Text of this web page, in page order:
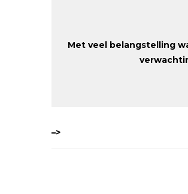
Met veel belangstelling
–>